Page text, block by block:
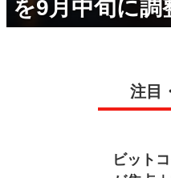
を9月中旬に調
注目
ビット